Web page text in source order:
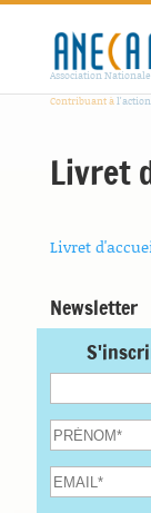
Association
Contribuant àl'action
Livret
Livret
Newsletter